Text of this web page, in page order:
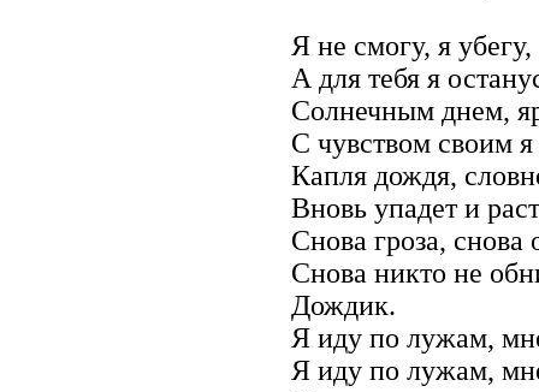
Я не смогу, я убегу,
А для тебя я
Солнечным днем,
С чувством своим я
Капля дождя,
Вновь упадет и
Снова гроза, снова
Снова никто не
Дождик.
Я иду по лужам,
Я иду по лужам,